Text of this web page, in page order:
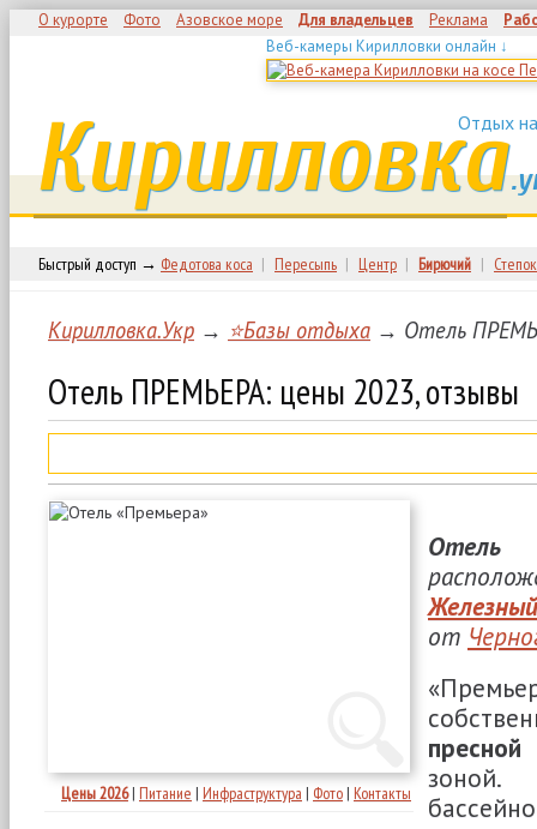
О курорте Фото Азовское море Для владельцев Реклама
Веб-камеры Кирилловки онлайн ↓
Отдых
Кирилловка
Быстрый доступ → Федотова коса | Пересыпь | Центр | Бирючий | Степок
Кирилловка.Укр → ⭐Базы отдыха → Отель
Отель ПРЕМЬЕРА: цены 2023, отзывы
Цены 2026| Питание | Инфраструктура | Фото | Контакты
Отель
от